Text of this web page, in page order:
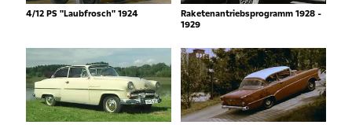
4/12 PS "Laubfrosch" 1924
Raketenantriebsprogramm 1928 -
1929